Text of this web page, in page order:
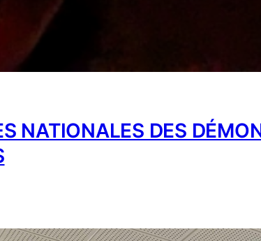
NATIONALES DES